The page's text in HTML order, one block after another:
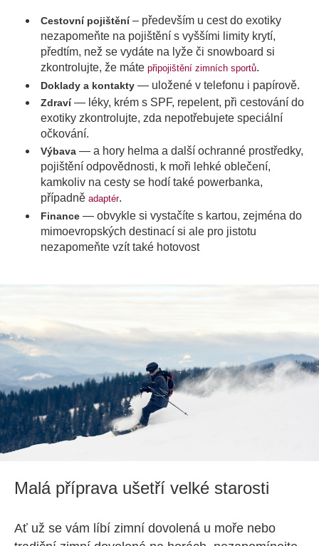
Cestovní pojištění– především u cest do exotiky
nezapomeňte na pojištění s vyššími limity krytí,
předtím, než se vydáte na lyže či snowboard si
zkontrolujte, že máte připojištění zimních sportů.
Doklady a kontakty — uložené v telefonu i papírově.
Zdraví— léky, krém s SPF, repelent, při cestování do
exotiky zkontrolujte, zda nepotřebujete speciální
očkování.
Výbava — a hory helma a další ochranné prostředky,
pojištění odpovědnosti, k moři lehké oblečení,
kamkoliv na cesty se hodí také powerbanka,
případně adaptér.
Finance — obvykle si vystačíte s kartou, zejména do
mimoevropských destinací si ale pro jistotu
nezapomeňte vzít také hotovost
Malá příprava ušetří velké starosti
Ať už se vám líbí zimní dovolená u moře nebo